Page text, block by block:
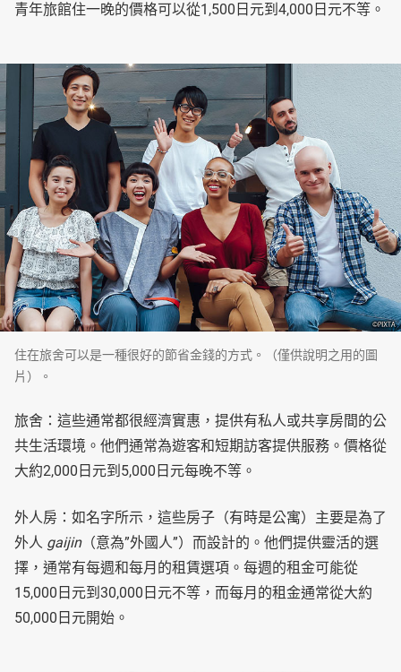
青年旅館住一晚的價格可以從1,500日元到4,000日元不等。
住在旅舍可以是一種很好的節省金錢的方式。（僅供說明之用的圖
片）。
旅舍：這些通常都很經濟實惠，提供有私人或共享房間的公
共生活環境。他們通常為遊客和短期訪客提供服務。價格從
大約2,000日元到5,000日元每晚不等。
外人房：如名字所示，這些房子（有時是公寓）主要是為了
外人 gaijin（意為”外國人”）而設計的。他們提供靈活的選
擇，通常有每週和每月的租賃選項。每週的租金可能從
15,000日元到30,000日元不等，而每月的租金通常從大約
50,000日元開始。